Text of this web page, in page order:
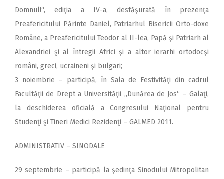
Domnul!“, ediţia a IV-a, desfăşurată în prezenţa
Preafericitului Părinte Daniel, Patriarhul Bisericii Orto-doxe
Române, a Preafericitului Teodor al II-lea, Papă şi Patriarh al
Alexandriei şi al întregii Africi şi a altor ierarhi ortodocşi
români, greci, ucraineni şi bulgari;
3 noiembrie – participă, în Sala de Festivităţi din cadrul
Facultăţii de Drept a Universităţii „Dunărea de Jos“ – Galaţi,
la deschiderea oficială a Congresului Naţional pentru
Studenţi şi Tineri Medici Rezidenţi – GALMED 2011.
ADMINISTRATIV – SINODALE
29 septembrie – participă la şedinţa Sinodului Mitropolitan